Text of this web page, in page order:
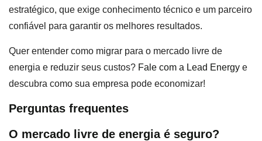
estratégico, que exige conhecimento técnico e um parceiro
confiável para garantir os melhores resultados.
Quer entender como migrar para o mercado livre de
energia e reduzir seus custos? Fale com a Lead Energy e
descubra como sua empresa pode economizar!
Perguntas frequentes
O mercado livre de energia é seguro?